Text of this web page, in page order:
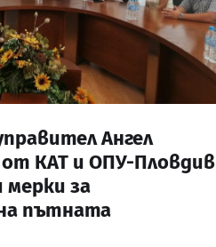
Ангел
КАТ и ОПУ-Пловдив
мерки за
пътната